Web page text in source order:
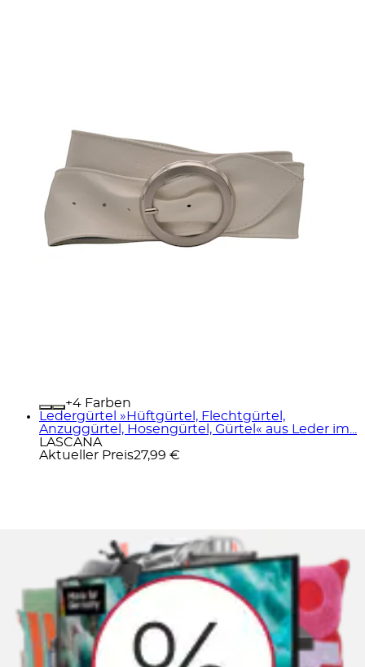
+
Farben
Ledergürtel »Hüftgürtel, Flechtgürtel,
Anzuggürtel, Hosengürtel, Gürtel« aus Leder im...
LASCANA
Aktueller Preis27,99 €